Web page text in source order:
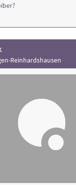
Reinhardshausen